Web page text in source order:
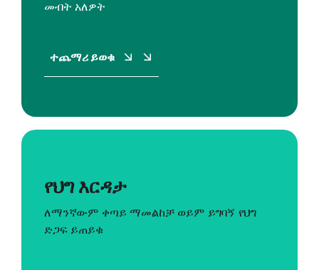
መብት አለዎት
ተጨማሪ ይወቁ
የህግ እርዳታ
ለማንኛውም ቀጣይ ማመልከቻ ወይም ይግባኝ የህግ
ድጋፍ ይጠይቁ